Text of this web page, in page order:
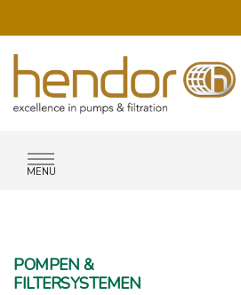
MENU
POMPEN &
FILTERSYSTEMEN